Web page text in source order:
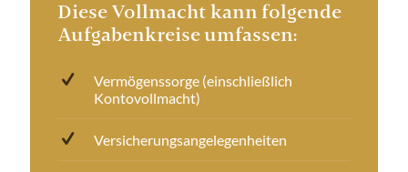
Diese Vollmacht kann folgende
Aufgabenkreise umfassen:
Vermögenssorge (einschließlich
Kontovollmacht)
Versicherungsangelegenheiten